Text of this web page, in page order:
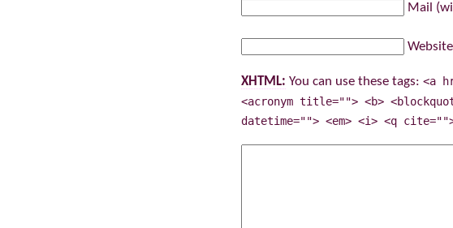
Mail
Website
XHTML: You can use these tags: <a
<acronym title=""> <b>
datetime=""> <em> <i> <q